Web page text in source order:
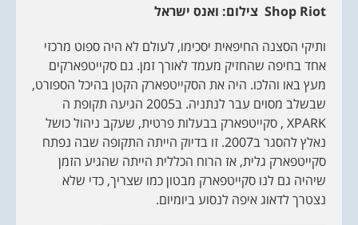
Shop Riot צילום: ואנס ישראל
ותיקי הסצנה החיפאית יסכימו, לעולם לא היה ספוט מרכזי
אחד בחיפה שהחזיק מעמד לאורך זמן. גם סקייטפארקים
מעץ באו והלכו. היה את הסקייטפארק הקטן בהיכל הספורט,
שבשלב מסוים עבר לנתניה. ב2005 הגיעה תקופת ה
XPARK , סקייטפארק בבעלות פרטית, שעקב ניהול כושל
נאלץ להסגר ב2007. זו בדיוק הייתה התקופה שבה נפתח
סקייטפארק גלית, אז הרוח הכללית הייתה שהגיע הזמן
שיהיה גם לנו סקייטפארק מבטון כמו שצריך, כדי שלא
נצטרך לדאוג איפה לנסוע ביומיום.